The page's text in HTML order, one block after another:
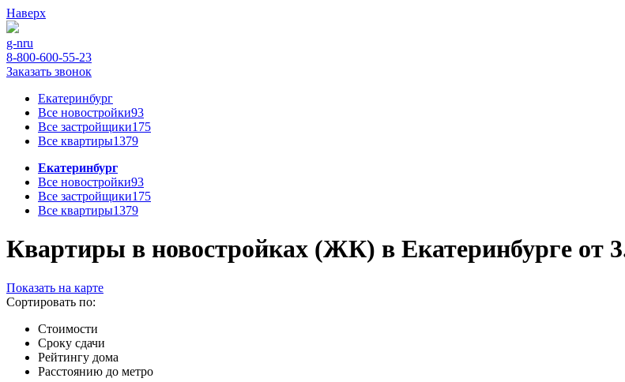
Наверх
g-nru
8-800-600-55-23
Заказать звонок
Екатеринбург
Все новостройки93
Все застройщики175
Все квартиры1379
Екатеринбург
Все новостройки93
Все застройщики175
Все квартиры1379
Квартиры в новостройках (ЖК) в Екатеринбурге от
Показать на карте
Сортировать по:
Стоимости
Сроку сдачи
Рейтингу дома
Расстоянию до метро